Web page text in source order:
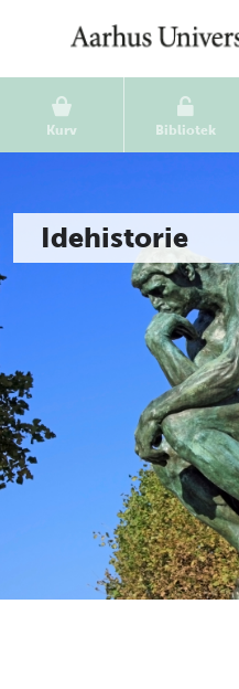
Kurv Bibliotek
Idehistorie